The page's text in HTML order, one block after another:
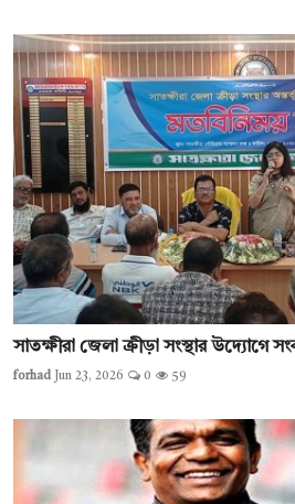
সাতক্ষীরা জেলা ক্রীড়া সংস্থার উদ্যোগে
forhad Jun 23, 2026 0 59